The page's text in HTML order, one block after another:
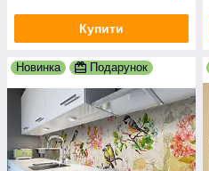
Купити
Новинка Подарунок